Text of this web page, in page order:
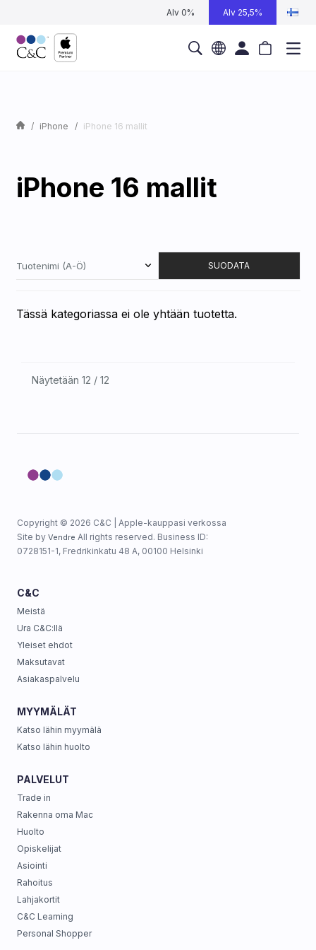
Alv 0% Alv 25,5%
iPhone iPhone 16 mallit
iPhone 16 mallit
SUODATA
Tuotenimi (A-Ö)
Tässä kategoriassa ei ole yhtään tuotetta.
Näytetään 12 / 12
Copyright © 2026 C&C | Apple-kauppasi verkossa
Site by Vendre All rights reserved. Business ID:
0728151-1, Fredrikinkatu 48 A, 00100 Helsinki
C&C
Meistä
Ura C&C:llä
Yleiset ehdot
Maksutavat
Asiakaspalvelu
MYYMÄLÄT
Katso lähin myymälä
Katso lähin huolto
PALVELUT
Trade in
Rakenna oma Mac
Huolto
Opiskelijat
Asiointi
Rahoitus
Lahjakortit
C&C Learning
Personal Shopper